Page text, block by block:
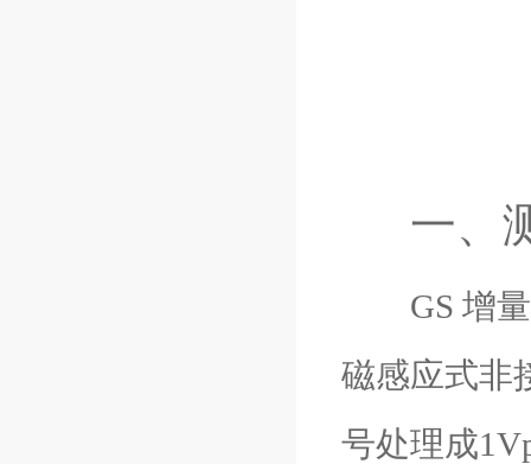
一、
GS 增量
磁感应式非
号处理成